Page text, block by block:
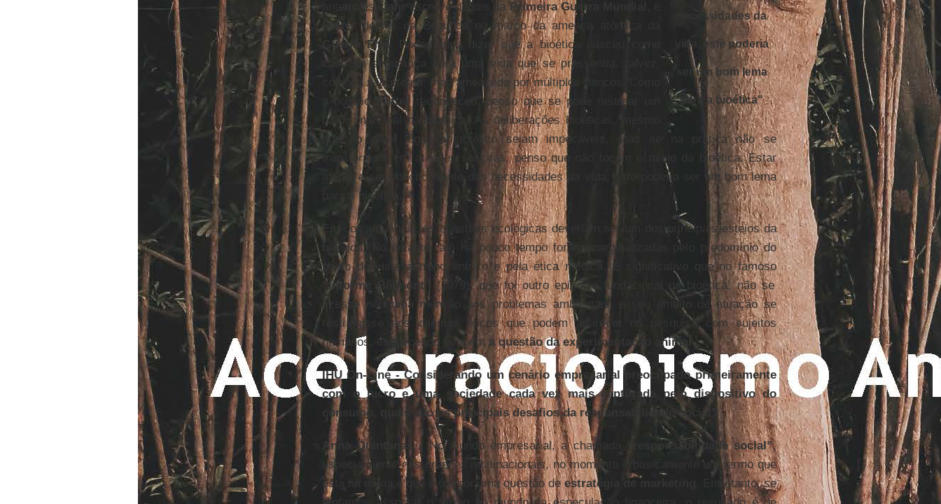
necessidades da
vida, este poderia
ser um bom lema
para a bioética"
anteriores.Jahr escreve depois daPrimeira Guerra
Potter depois da Segunda no marco da ameaça atômica da
Guerra
Fria . Poderíamos dizer que a bioética nasceu como
cinto de segurança para uma vida que se pressentia, talvez,
como já não eterna, mas ameaçada por múltiplos flancos. Como
o próprio Potterreconheceu, penso que se pode rastrear um
fundo maternal na bioética. As deliberações bioéticas, mesmo
que no nível lógico-aristotélico sejam impecáveis, mas se na prática não se
transformam em atitudes solícitas, penso que não tocam o miolo da bioética. Estar
atento e ser solícito diante das necessidades da vida, este poderia ser um bom lema
para a bioética.
Em consequência, as questões ecológicas deveriam ser um dos principais esteios da
bioética. No entanto, até há pouco tempo foram marginalizadas pelo predomínio do
ponto de vista antropocêntrico e pela ética médica. É significativo que no famoso
“Informe Belmont”
(1979), que foi outro episódio fundacional da bioética, não se
fizesse nenhuma menção aos problemas ambientais, e seu âmbito de atuação se
restringisse aos dilemas éticos que podem aparecer na pesquisa com sujeitos
humanos, esquecendo tambéma questão da experimentação animal .
IHU On-Line - Considerando um cenário empresarial preocupado primeiramente
com o lucro e uma sociedade cada vez mais capturada pelo dispositivo do
consumo, quais são os principais desafios da responsabilidade social?
Anna Quintanas - No mundo empresarial, a chamada “responsabilidade social”,
especialmente nas grandes multinacionais, no momento é basicamente um termo que
está na moda e que é útil por uma questão deestratégia de marketing
. Entretanto, se